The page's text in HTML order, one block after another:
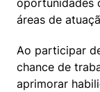
áreas de
Ao participar
chance de
aprimorar